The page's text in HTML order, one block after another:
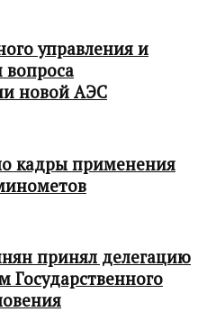
управления и
вопроса
новой АЭС
кадры применения
принял делегацию
Государственного